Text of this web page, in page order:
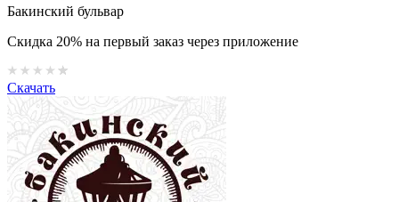
Бакинский бульвар
Скидка 20% на первый заказ через приложение
Скачать